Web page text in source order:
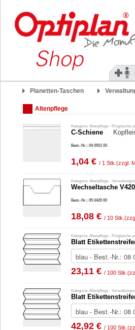
Planetten-Taschen
Altenpflege
Kategorie: Altenpflege - Ringtasche
C-Schiene
Best.-Nr.: 04 0501 00
1,04 € / 1 Stk. (zzgl.
Kategorie: Altenpflege -
Wechseltasche
Best.-Nr.: 05 0420 00
18,08 € / 10 Stk.
Kategorie: Altenpflege - Ringtasche
Blatt
23,11 € / 100 Stk.
Kategorie: Altenpflege -
Blatt
42,92 € / 100 Stk.